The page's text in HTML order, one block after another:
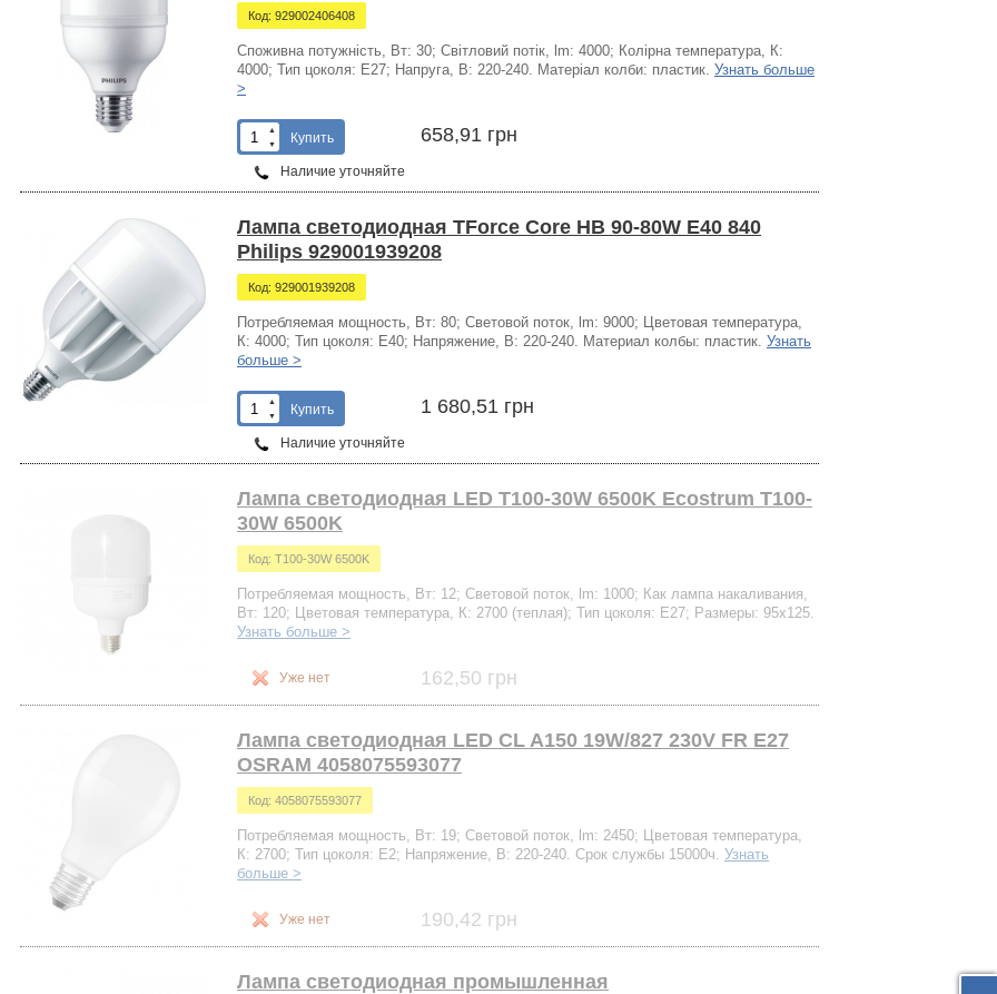
Код: 929002406408
Споживна потужність, Вт: 30; Світловий потік, lm: 4000; Колірна температура, К:
4000; Тип цоколя: Е27; Напруга, В: 220-240. Матеріал колби: пластик. Узнать больше
>
▲
▼
Купить 658,91 грн
Наличие уточняйте
Лампа светодиодная TForce Core HB 90-80W E40 840
Philips 929001939208
Код: 929001939208
Потребляемая мощность, Вт: 80; Световой поток, lm: 9000; Цветовая температура,
К: 4000; Тип цоколя: Е40; Напряжение, В: 220-240. Материал колбы: пластик. Узнать
больше >
▲
▼
Купить 1 680,51 грн
Наличие уточняйте
Лампа светодиодная LED Т100-30W 6500K Ecostrum Т100-
30W 6500K
Код: Т100-30W 6500K
Потребляемая мощность, Вт: 12; Световой поток, lm: 1000; Как лампа накаливания,
Вт: 120; Цветовая температура, К: 2700 (теплая); Тип цоколя: Е27; Размеры: 95х125.
Узнать больше >
162,50 грн
Уже нет
Лампа светодиодная LED CL A150 19W/827 230V FR E27
OSRAM 4058075593077
Код: 4058075593077
Потребляемая мощность, Вт: 19; Световой поток, lm: 2450; Цветовая температура,
К: 2700; Тип цоколя: Е2; Напряжение, В: 220-240. Срок службы 15000ч. Узнать
больше >
190,42 грн
Уже нет
Лампа светодиодная промышленная